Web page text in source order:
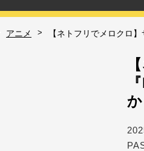
アニメ > 【ネトフリでメロクロ